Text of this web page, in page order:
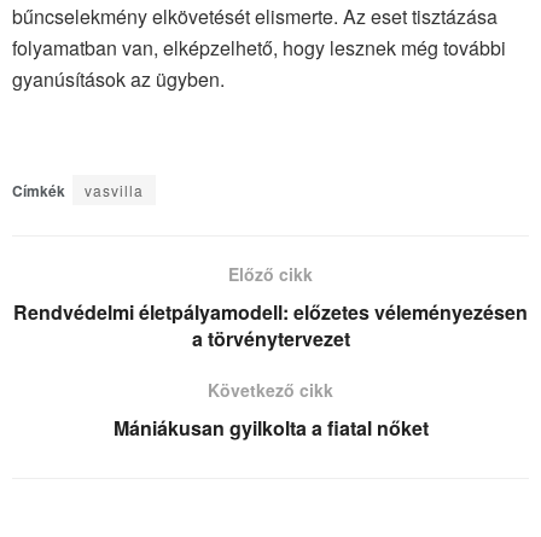
bűncselekmény elkövetését elismerte. Az eset tisztázása
folyamatban van, elképzelhető, hogy lesznek még további
gyanúsítások az ügyben.
Címkék vasvilla
Előző cikk
Rendvédelmi életpályamodell: előzetes véleményezésen
a törvénytervezet
Következő cikk
Mániákusan gyilkolta a fiatal nőket